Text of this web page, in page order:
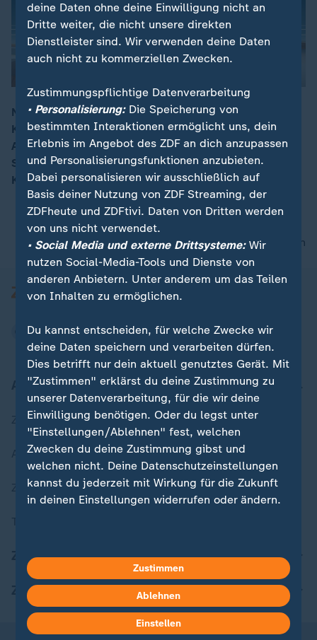
00:05
Nach nur zehn Tagen im Amt hat der neue
Kommunikationschef von US-Präsident Donald Trump
Anthony Scaramucci, den Posten wieder geräumt.
Scaramucci wollte damit dem neuen Staatschef John
Kelly einen unbelasteten Start ermöglichen.
nach oben
Aktuell bei ZDFheute
Zuletzt veröffentlicht
Aktuelle Sendungs-Videos
ZDFheute Stories
ZDFheute Update
ZDFheute Apps
deine Daten ohne deine Einwilligung nicht an
Dritte weiter, die nicht unsere direkten
Dienstleister sind. Wir verwenden deine Daten
auch nicht zu kommerziellen Zwecken.
Zustimmungspflichtige Datenverarbeitung
• Personalisierung:Die Speicherung von
bestimmten Interaktionen ermöglicht uns, dein
Erlebnis im Angebot des ZDF an dich anzupassen
und Personalisierungsfunktionen anzubieten.
Dabei personalisieren wir ausschließlich auf
Basis deiner Nutzung von ZDF Streaming, der
ZDFheute und ZDFtivi. Daten von Dritten werden
von uns nicht verwendet.
• Social Media und externe Drittsysteme:Wir
nutzen Social-Media-Tools und Dienste von
anderen Anbietern. Unter anderem um das Teilen
von Inhalten zu ermöglichen.
Du kannst entscheiden, für welche Zwecke wir
deine Daten speichern und verarbeiten dürfen.
Dies betrifft nur dein aktuell genutztes Gerät. Mit
"Zustimmen" erklärst du deine Zustimmung zu
unserer Datenverarbeitung, für die wir deine
Einwilligung benötigen. Oder du legst unter
"Einstellungen/Ablehnen" fest, welchen
Zwecken du deine Zustimmung gibst und
welchen nicht. Deine Datenschutzeinstellungen
kannst du jederzeit mit Wirkung für die Zukunft
in deinen Einstellungen widerrufen oder ändern.
Datenschutzerklärung.Zustimmen
Ablehnen
Einstellen